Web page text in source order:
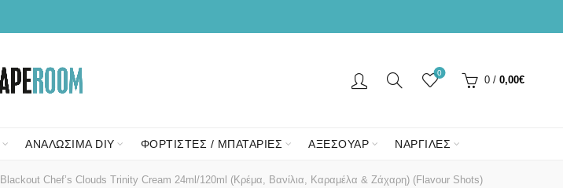
0
0 / 0,00€
ΑΝΑΛΩΣΙΜΑ DIY ΦΟΡΤΙΣΤΕΣ / ΜΠΑΤΑΡΙΕΣ ΑΞΕΣΟΥΑΡ ΝΑΡΓΙΛΕΣ
Blackout Chef’s Clouds Trinity Cream 24ml/120ml (Κρέμα, Βανίλια, Καραμέλα & Ζάχαρη) (Flavour Shots)